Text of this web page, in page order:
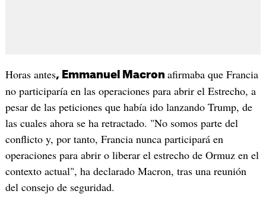
Horas antes, Emmanuel Macron afirmaba que Francia
no participaría en las operaciones para abrir el Estrecho, a
pesar de las peticiones que había ido lanzando Trump, de
las cuales ahora se ha retractado. "No somos parte del
conflicto y, por tanto, Francia nunca participará en
operaciones para abrir o liberar el estrecho de Ormuz en el
contexto actual", ha declarado Macron, tras una reunión
del consejo de seguridad.